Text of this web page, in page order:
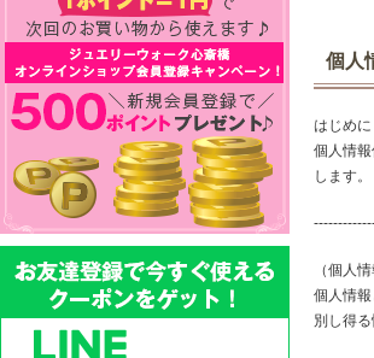
個人
はじめに
個人情
します。
（個人
個人情
別し得る